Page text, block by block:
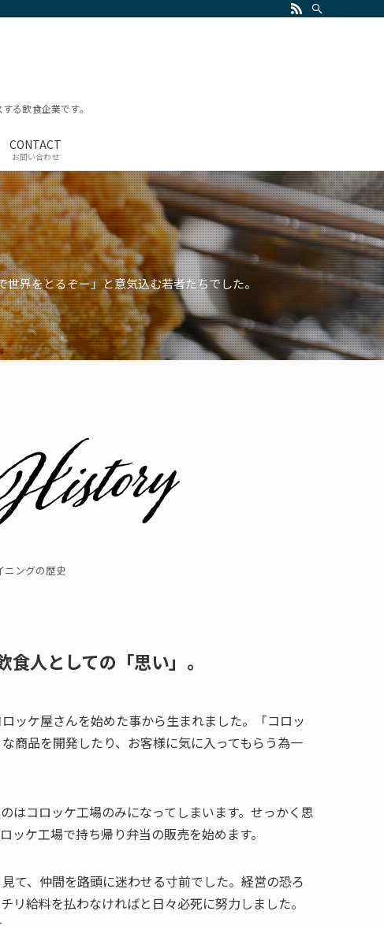
る飲食企業です。
CONTACT
お問い合わせ
界をとるぞー」と意気込む若者たちでした。
ニングの歴史
人としての「思い」。
ッケ屋さんを始めた事から生まれました。「コロッ
商品を開発したり、お客様に気に入ってもらう為一
はコロッケ工場のみになってしまいます。せっかく思
ケ工場で持ち帰り弁当の販売を始めます。
て、仲間を路頭に迷わせる寸前でした。経営の恐ろ
リ給料を払わなければと日々必死に努力しました。